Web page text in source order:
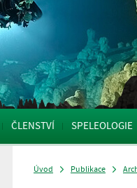
ČLENSTVÍ SPELEOLOGIE
Úvod Publikace